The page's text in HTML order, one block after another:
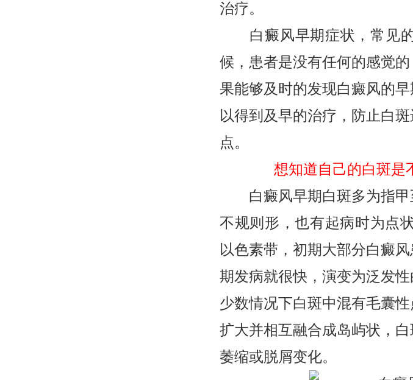
治疗。
白癜风早期症状，常见的
候，患者是没有任何的感觉
果能够及时的发现白癜风的
以得到及早的治疗，防止白
点。
想知道自己的白斑是
白癜风早期白斑多为指甲
不规则形，也有起病时为点
以色素带，初期大部分白癜
期发病就很快，演变为泛发
少数情况下白斑中混有毛囊
扩大并相互融合成岛屿状，
萎缩或脱屑变化。